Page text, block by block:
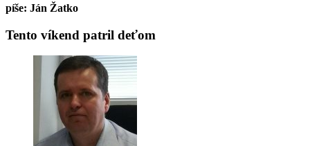
píše: Ján Žatko
Tento víkend patril deťom